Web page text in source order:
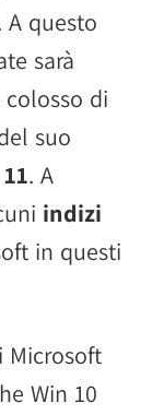
A questo
sarà
di
suo
. A
indizi
in questi
Microsoft
Win 10